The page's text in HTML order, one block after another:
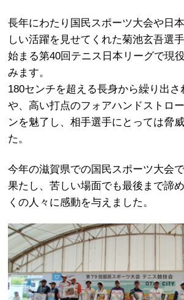
長年にわたり国民スポーツ大会や日
しい活躍を見せてくれた菊池玄吾選
始まる第40回テニス日本リーグで現
みます。
180センチを超える長身から繰り出
や、高い打点のフォアハンドストロ
ンを魅了し、相手選手にとっては脅
た。
今年の滋賀県での国民スポーツ大会
果たし、苦しい場面でも最後まで諦
くの人々に感動を与えました。